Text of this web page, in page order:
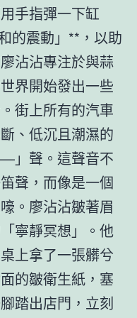
手指彈一下缸
的震動」**，以助
沾沾專注於與蒜
界開始發出一些
街上所有的汽車
、低沉且潮濕的
聲。這聲音不
聲，而像是一個
。廖沾沾皺著眉
寧靜冥想」。他
上拿了一張髒兮
的皺衛生紙，塞
踏出店門，立刻